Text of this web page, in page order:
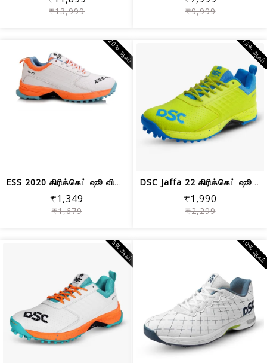
₹13,999 ₹9,999
ESS 2020 கிரிக்கெட் ஷூ விளையாடு
₹1,349
₹1,679
20% ஆஃப்
DSC Jaffa 22 கிரிக்கெட் ஷூஸ் | எலுமிச...
₹1,990
₹2,299
13%
5% ஆஃப் 10%